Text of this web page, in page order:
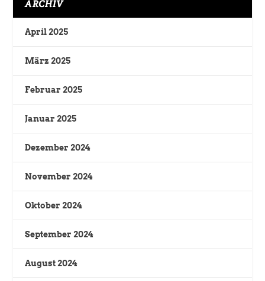
ARCHIV
April 2025
März 2025
Februar 2025
Januar 2025
Dezember 2024
November 2024
Oktober 2024
September 2024
August 2024